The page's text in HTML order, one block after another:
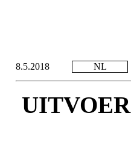
8.5.2018 NL